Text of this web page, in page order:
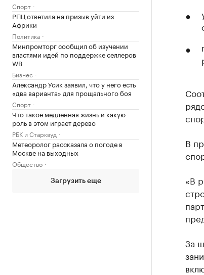
Спорт
РПЦ ответила на призыв уйти из
Африки
Политика
Минпромторг сообщил об изучении
властями идей по поддержке селлеров
WB
Бизнес
Александр Усик заявил, что у него есть
«два варианта» для прощального боя
Спорт
Что такое медленная жизнь и какую
роль в этом играет дерево
РБК и Старквуд
Метеоролог рассказала о погоде в
Москве на выходных
Общество
Загрузить еще
В
«В
За